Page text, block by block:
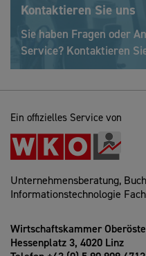
Kontaktieren Sie uns
Sie haben Fragen oder
Service? Kontaktieren
Ein offizielles Service von
Unternehmensberatung,
Informationstechnologie
Wirtschaftskammer
Hessenplatz 3, 4020 Linz